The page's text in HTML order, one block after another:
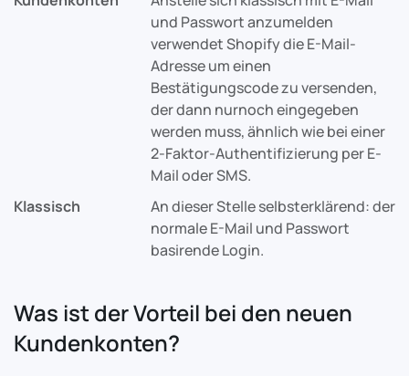
und Passwort anzumelden
verwendet Shopify die E-Mail-
Adresse um einen
Bestätigungscode zu versenden,
der dann nurnoch eingegeben
werden muss, ähnlich wie bei einer
2-Faktor-Authentifizierung per E-
Mail oder SMS.
Klassisch
An dieser Stelle selbsterklärend: der
normale E-Mail und Passwort
basirende Login.
Was ist der Vorteil bei den neuen
Kundenkonten?